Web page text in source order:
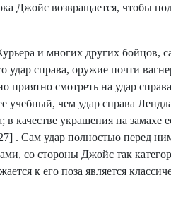
Джойс возвращается, чтобы
и многих других бойцов,
удар справа, оружие почти
приятно смотреть на удар
учебный, чем удар справа
в качестве украшения на замахе
. Сам удар полностью перед
со стороны Джойс так
к его поза является